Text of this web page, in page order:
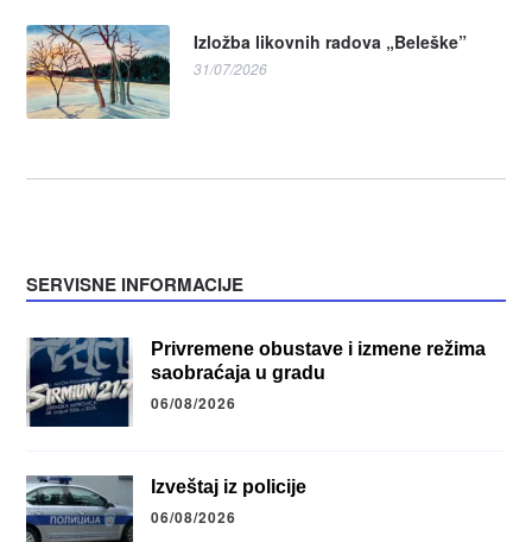
Izložba likovnih radova „Beleške”
31/07/2026
SERVISNE INFORMACIJE
Privremene obustave i izmene režima
saobraćaja u gradu
06/08/2026
Izveštaj iz policije
06/08/2026